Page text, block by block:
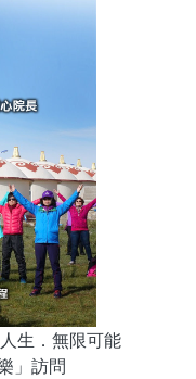
生．無限可能
」訪問